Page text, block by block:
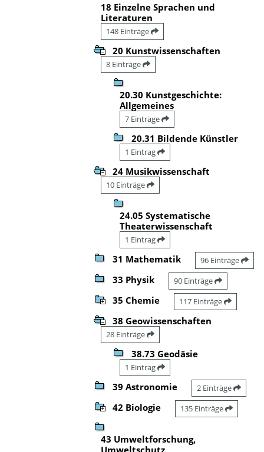
18 Einzelne Sprachen und
Literaturen
148 Einträge
20 Kunstwissenschaften
8 Einträge
20.30 Kunstgeschichte:
Allgemeines
7 Einträge
20.31 Bildende Künstler
1 Eintrag
24 Musikwissenschaft
10 Einträge
24.05 Systematische
Theaterwissenschaft
1 Eintrag
31 Mathematik 96 Einträge
33 Physik 90 Einträge
35 Chemie 117 Einträge
38 Geowissenschaften
28 Einträge
38.73 Geodäsie
1 Eintrag
39 Astronomie 2 Einträge
42 Biologie 135 Einträge
43 Umweltforschung,
Umweltschutz